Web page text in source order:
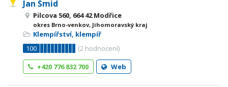
Jan Šmid
Pilcova 560, 664 42 Modřice
okres Brno-venkov, Jihomoravský kraj
Klempířství, klempíř
100
(2 hodnocení)
+420 776 832 700
Web